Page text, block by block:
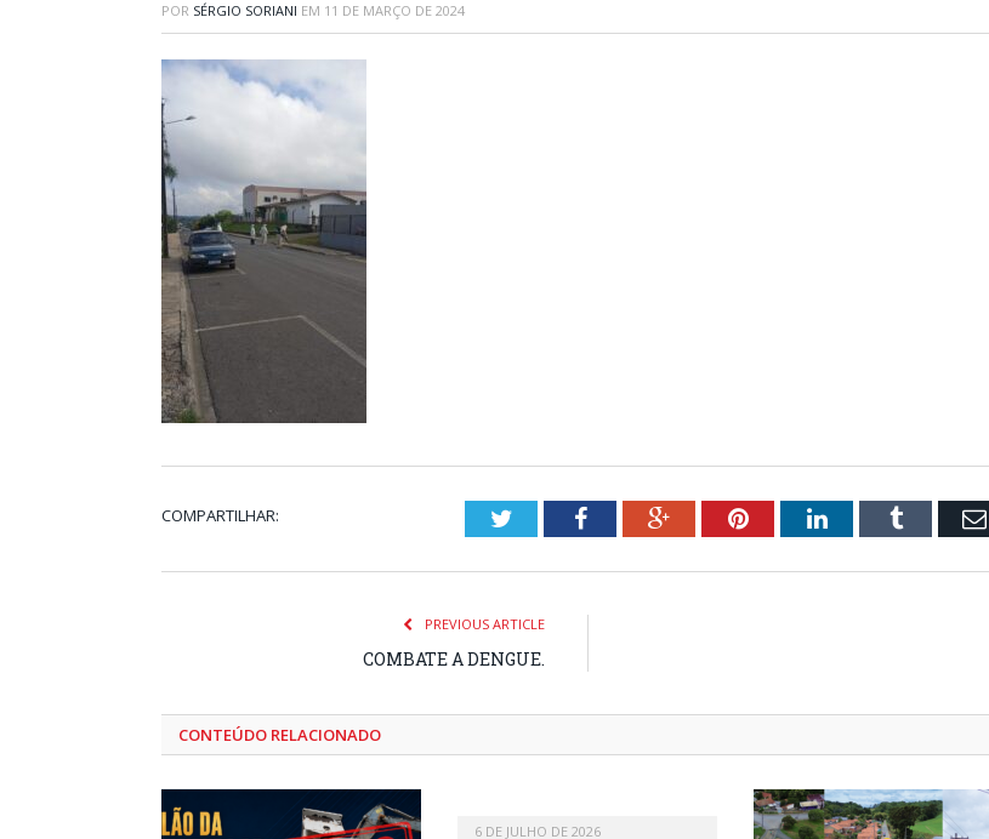
POR SÉRGIO SORIANI EM 11 DE MARÇO DE 2024
COMPARTILHAR: TwitterFacebookGoogle+PinterestLinkedInTumblr
PREVIOUS ARTICLE
COMBATE A DENGUE.
CONTEÚDO RELACIONADO
6 DE JULHO DE 2026